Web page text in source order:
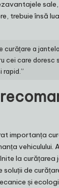
trebuie însă
curățare a
cei care doresc
rapid.”
importanța
vehiculului.
la curățarea
de
și